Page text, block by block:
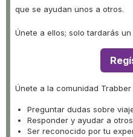
que se ayudan unos a otros.
Únete a ellos; solo tardarás un
Únete a la comunidad Trabber
Preguntar dudas sobre
Responder y ayudar a
Ser reconocido por tu